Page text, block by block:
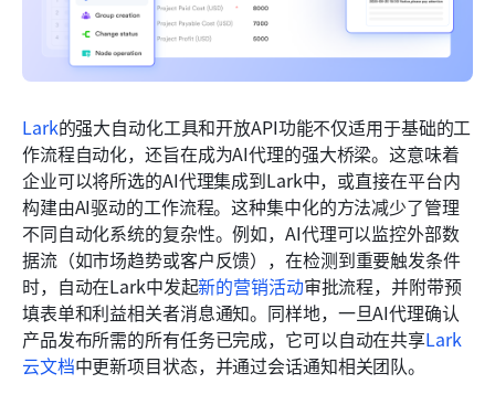
Lark的强大自动化工具和开放API功能不仅适用于基础的工
作流程自动化，还旨在成为AI代理的强大桥梁。这意味着
企业可以将所选的AI代理集成到Lark中，或直接在平台内
构建由AI驱动的工作流程。这种集中化的方法减少了管理
不同自动化系统的复杂性。例如，AI代理可以监控外部数
据流（如市场趋势或客户反馈），在检测到重要触发条件
时，自动在Lark中发起新的营销活动审批流程，并附带预
填表单和利益相关者消息通知。同样地，一旦AI代理确认
产品发布所需的所有任务已完成，它可以自动在共享Lark
云文档中更新项目状态，并通过会话通知相关团队。